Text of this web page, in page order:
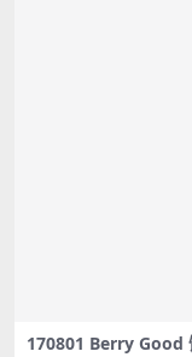
170801 Berry Good